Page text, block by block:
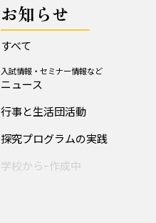
お知らせ
すべて
入試情報・セミナー情報など
ニュース
行事と生活団活動
探究プログラムの実践
学校からｰ作成中